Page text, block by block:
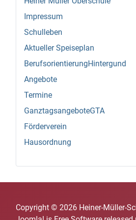
Impressum
Schulleben
Aktueller Speiseplan
BerufsorientierungHintergund
Angebote
Termine
GanztagsangeboteGTA
Förderverein
Hausordnung
Copyright © 2026 Heiner-Müller-